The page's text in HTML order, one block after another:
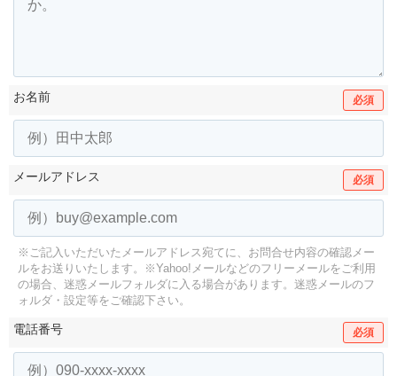
お名前 必須
メールアドレス 必須
※ご記入いただいたメールアドレス宛てに、お問合せ内容の確認メー
ルをお送りいたします。
※Yahoo!メールなどのフリーメールをご利用
の場合、迷惑メールフォルダに入る場合があります。 迷惑メールのフ
ォルダ・設定等をご確認下さい。
電話番号 必須